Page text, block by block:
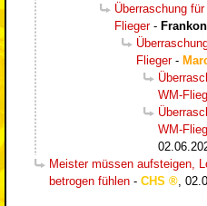
Überraschung
Flieger-
Flieger-
WM-
WM-
Meister müssen aufsteigen,
betrogen fühlen - CHS ,